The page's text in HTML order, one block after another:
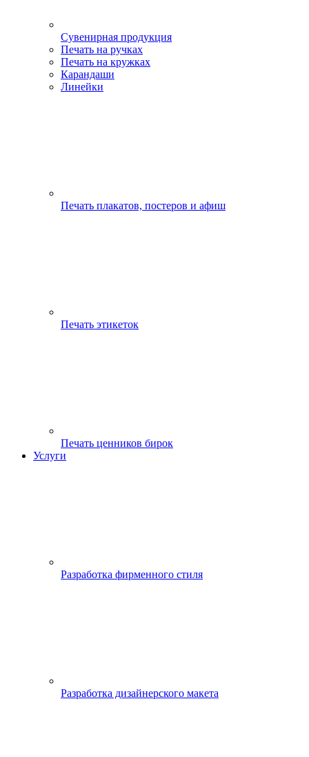
Сувенирная продукция
Печать на ручках
Печать на кружках
Карандаши
Линейки
Печать плакатов, постеров и афиш
Печать этикеток
Печать ценников бирок
Услуги
Разработка фирменного стиля
Разработка дизайнерского макета